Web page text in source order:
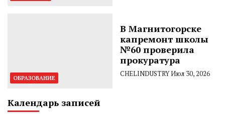
ОБРАЗОВАНИЕ
В Магнитогорске
капремонт школы
№60 проверила
прокуратура
CHELINDUSTRYИюл 30, 2026
Календарь записей